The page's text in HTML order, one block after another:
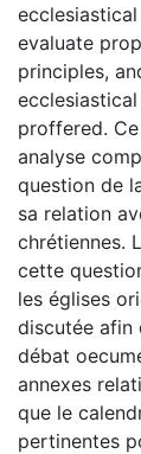
evaluate
principles,
proffered.
analyse
question de
sa relation
chrétiennes.
cette
les églises
discutée afin
débat
annexes
que le
pertinentes